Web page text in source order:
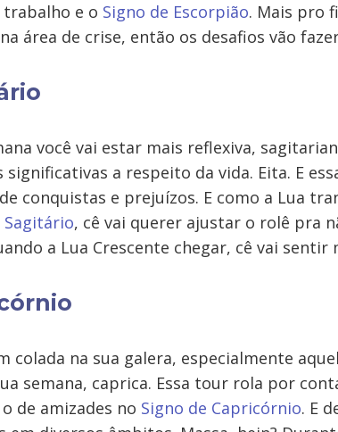
e o Signo de Escorpião. Mais pro
área de crise, então os desafios vão
você vai estar mais reflexiva,
significativas a respeito da vida. Eita. E
conquistas e prejuízos. E como a Lua
Sagitário, cê vai querer ajustar o rolê pra
a Lua Crescente chegar, cê vai
colada na sua galera, especialmente
semana, caprica. Essa tour rola por
de amizades no Signo de Capricórnio. E